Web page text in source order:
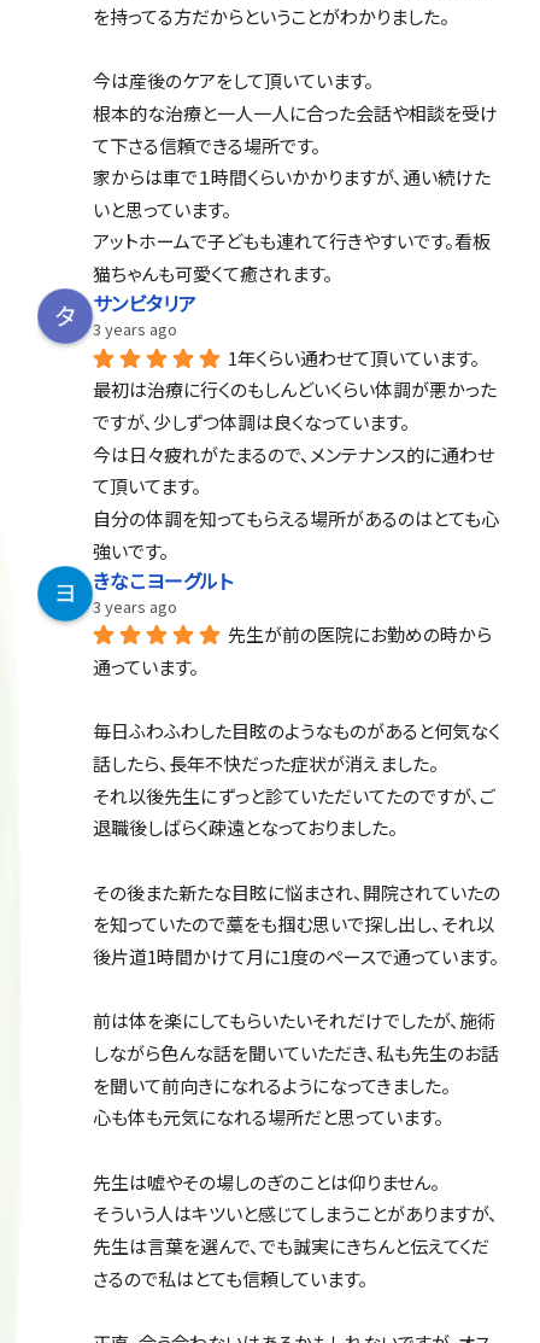
を持ってる方だからということがわかりました。
今は産後のケアをして頂いています。
根本的な治療と一人一人に合った会話や相談を受け
て下さる信頼できる場所です。
家からは車で１時間くらいかかりますが、通い続けた
いと思っています。
アットホームで子どもも連れて行きやすいです。看板
猫ちゃんも可愛くて癒されます。
サンビタリア
3 years ago
1年くらい通わせて頂いています。
最初は治療に行くのもしんどいくらい体調が悪かった
ですが、少しずつ体調は良くなっています。
今は日々疲れがたまるので、メンテナンス的に通わせ
て頂いてます。
自分の体調を知ってもらえる場所があるのはとても心
強いです。
きなこヨーグルト
3 years ago
先生が前の医院にお勤めの時から
通っています。
毎日ふわふわした目眩のようなものがあると何気なく
話したら、長年不快だった症状が消えました。
それ以後先生にずっと診ていただいてたのですが、ご
退職後しばらく疎遠となっておりました。
その後また新たな目眩に悩まされ、開院されていたの
を知っていたので藁をも掴む思いで探し出し、それ以
後片道1時間かけて月に1度のペースで通っています。
前は体を楽にしてもらいたいそれだけでしたが、施術
しながら色んな話を聞いていただき、私も先生のお話
を聞いて前向きになれるようになってきました。
心も体も元気になれる場所だと思っています。
先生は嘘やその場しのぎのことは仰りません。
そういう人はキツいと感じてしまうことがありますが、
先生は言葉を選んで、でも誠実にきちんと伝えてくだ
さるので私はとても信頼しています。